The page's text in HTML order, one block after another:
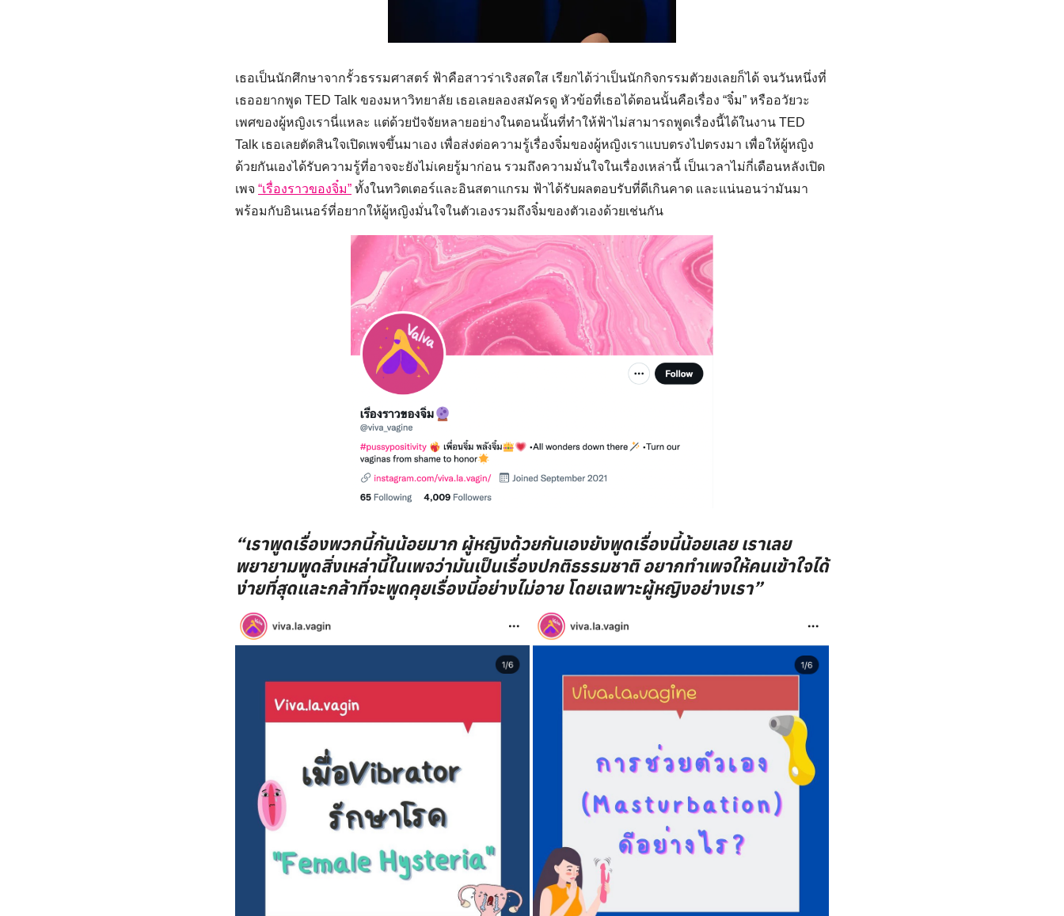
เธอเป็นนักศึกษาจากรั้วธรรมศาสตร์ ฟ้าคือสาวร่าเริงสดใส เรียกได้ว่าเป็นนักกิจกรรมตัวยงเลยก็ได้ จนวันหนึ่งที่
เธออยากพูด TED Talk ของมหาวิทยาลัย เธอเลยลองสมัครดู หัวข้อที่เธอได้ตอนนั้นคือเรื่อง “จิ๋ม” หรืออวัยวะ
เพศของผู้หญิงเรานี่แหละ แต่ด้วยปัจจัยหลายอย่างในตอนนั้นที่ทำให้ฟ้าไม่สามารถพูดเรื่องนี้ได้ในงาน TED
Talk เธอเลยตัดสินใจเปิดเพจขึ้นมาเอง เพื่อส่งต่อความรู้เรื่องจิ๋มของผู้หญิงเราแบบตรงไปตรงมา เพื่อให้ผู้หญิง
ด้วยกันเองได้รับความรู้ที่อาจจะยังไม่เคยรู้มาก่อน รวมถึงความมั่นใจในเรื่องเหล่านี้ เป็นเวลาไม่กี่เดือนหลังเปิด
เพจ “เรื่องราวของจิ๋ม” ทั้งในทวิตเตอร์และอินสตาแกรม ฟ้าได้รับผลตอบรับที่ดีเกินคาด และแน่นอนว่ามันมา
พร้อมกับอินเนอร์ที่อยากให้ผู้หญิงมั่นใจในตัวเองรวมถึงจิ๋มของตัวเองด้วยเช่นกัน
“เราพูดเรื่องพวกนี้กันน้อยมาก ผู้หญิงด้วยกันเองยังพูดเรื่องนี้น้อยเลย เราเลย
พยายามพูดสิ่งเหล่านี้ในเพจว่ามันเป็นเรื่องปกติธรรมชาติ อยากทำเพจให้คนเข้าใจได้
ง่ายที่สุดและกล้าที่จะพูดคุยเรื่องนี้อย่างไม่อาย โดยเฉพาะผู้หญิงอย่างเรา”